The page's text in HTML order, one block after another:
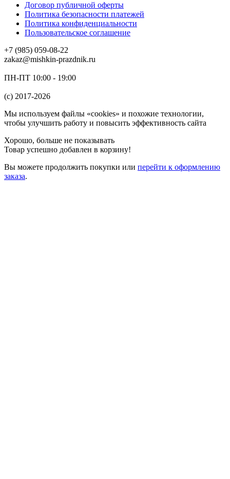
Договор публичной оферты
Политика безопасности платежей
Политика конфиденциальности
Пользовательское соглашение
+7 (985) 059-08-22
zakaz@mishkin-prazdnik.ru
ПН-ПТ 10:00 - 19:00
(c) 2017-2026
Мы используем файлы «cookies» и похожие технологии,
чтобы улучшить работу и повысить эффективность сайта
Хорошо, больше не показывать
Товар успешно добавлен в корзину!
Вы можете продолжить покупки или перейти к оформлению
заказа.